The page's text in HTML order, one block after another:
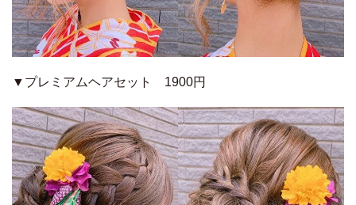
▼プレミアムヘアセット 1900円